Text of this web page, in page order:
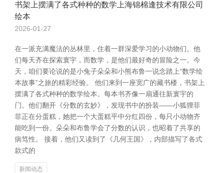
书架上摆满了各式种种的数学上海锦棉逢技术有限公司
绘本
2026-01-27
在一派充满魔法的丛林里，住着一群深爱学习的小动物们。他
们每天齐在探索寰宇，而数学，是他们最好奇的冒险之一。今
天，咱们要论说的是小兔子朵朵和小熊布鲁一说念踏上“数学绘
本故事”之旅的精彩经验。 他们来到一座宽广的藏书楼，书架上
摆满了各式种种的数学绘本。每本书齐像一扇通往新寰宇的
门。他们翻开《分数的玄妙》，发现书中的扮装——小狐狸菲
菲正在分蛋糕，她把一个大蛋糕平中分红四份，每只小动物齐
能吃到一份。朵朵和布鲁学会了分数的认识，也昭着了共享的
病笃性。 接着，他们又读到了《几何王国》，内部描写了各式
款式的
新闻动态